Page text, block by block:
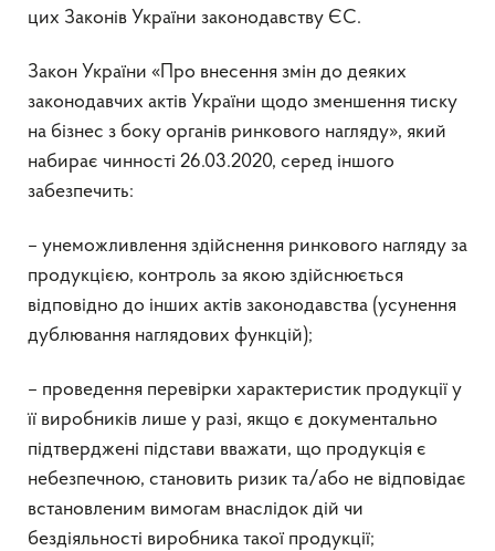
цих Законів України законодавству ЄС.
Закон України «Про внесення змін до деяких
законодавчих актів України щодо зменшення тиску
на бізнес з боку органів ринкового нагляду», який
набирає чинності 26.03.2020, серед іншого
забезпечить:
– унеможливлення здійснення ринкового нагляду за
продукцією, контроль за якою здійснюється
відповідно до інших актів законодавства (усунення
дублювання наглядових функцій);
– проведення перевірки характеристик продукції у
її виробників лише у разі, якщо є документально
підтверджені підстави вважати, що продукція є
небезпечною, становить ризик та/або не відповідає
встановленим вимогам внаслідок дій чи
бездіяльності виробника такої продукції;